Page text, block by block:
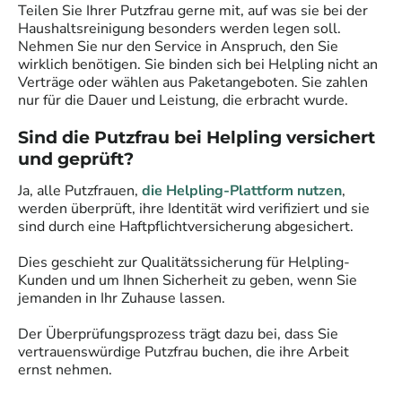
Teilen Sie Ihrer Putzfrau gerne mit, auf was sie bei der
Haushaltsreinigung besonders werden legen soll.
Nehmen Sie nur den Service in Anspruch, den Sie
wirklich benötigen. Sie binden sich bei Helpling nicht an
Verträge oder wählen aus Paketangeboten. Sie zahlen
nur für die Dauer und Leistung, die erbracht wurde.
Sind die Putzfrau bei Helpling versichert
und geprüft?
Ja, alle Putzfrauen, die Helpling-Plattform nutzen,
werden überprüft, ihre Identität wird verifiziert und sie
sind durch eine Haftpflichtversicherung abgesichert.
Dies geschieht zur Qualitätssicherung für Helpling-
Kunden und um Ihnen Sicherheit zu geben, wenn Sie
jemanden in Ihr Zuhause lassen.
Der Überprüfungsprozess trägt dazu bei, dass Sie
vertrauenswürdige Putzfrau buchen, die ihre Arbeit
ernst nehmen.